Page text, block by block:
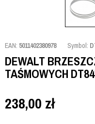
EAN: 5011402380978 Symbol:
DEWALT
TAŚMOWYCH
238,00 zł